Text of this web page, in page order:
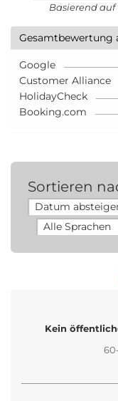
Basierend auf
Gesamtbewertung
Google
Customer Alliance
HolidayCheck
Booking.com
Sortieren
Kein